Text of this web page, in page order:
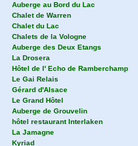
Auberge au Bord du Lac
Chalet de Warren
Chalet du Lac
Chalets de la Vologne
Auberge des Deux Etangs
La Drosera
Hôtel de l' Echo de Ramberchamp
Le Gai Relais
Gérard d'Alsace
Le Grand Hôtel
Auberge de Grouvelin
hôtel restaurant Interlaken
La Jamagne
Kyriad